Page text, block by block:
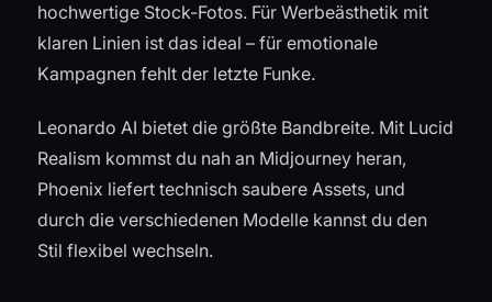
hochwertige Stock-Fotos. Für Werbeästhetik mit
klaren Linien ist das ideal – für emotionale
Kampagnen fehlt der letzte Funke.
Leonardo AI bietet die größte Bandbreite. Mit Lucid
Realism kommst du nah an Midjourney heran,
Phoenix liefert technisch saubere Assets, und
durch die verschiedenen Modelle kannst du den
Stil flexibel wechseln.